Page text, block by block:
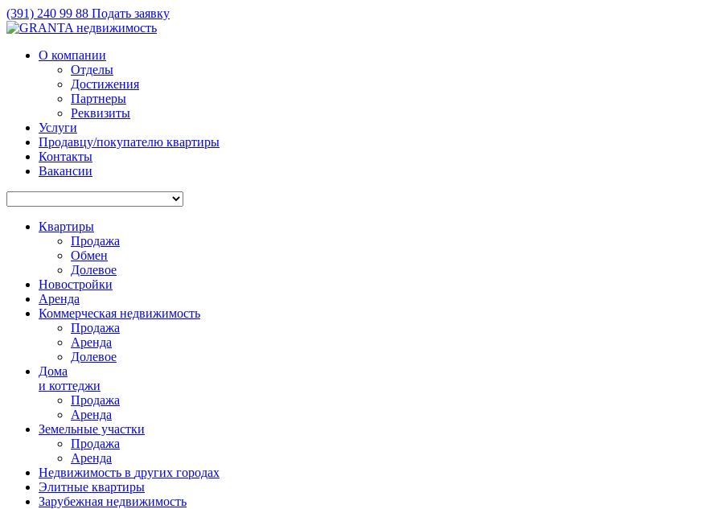
(391) 240 99 88 Подать заявку
О компании
Отделы
Достижения
Партнеры
Реквизиты
Услуги
Продавцу/покупателю квартиры
Контакты
Вакансии
Квартиры
Продажа
Обмен
Долевое
Новостройки
Аренда
Коммерческая недвижимость
Продажа
Аренда
Долевое
Дома
и коттеджи
Продажа
Аренда
Земельные участки
Продажа
Аренда
Недвижимость в других городах
Элитные квартиры
Зарубежная недвижимость